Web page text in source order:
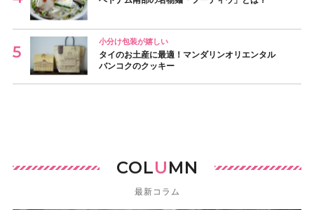
小分け包装が嬉しい
タイのお土産に最適！マンダリンオリエンタル
バンコクのクッキー
COLUMN
最新コラム